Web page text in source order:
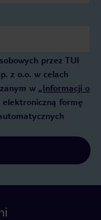
przez TUI
z o.o. w celach
w „Informacji o
elektroniczną formę